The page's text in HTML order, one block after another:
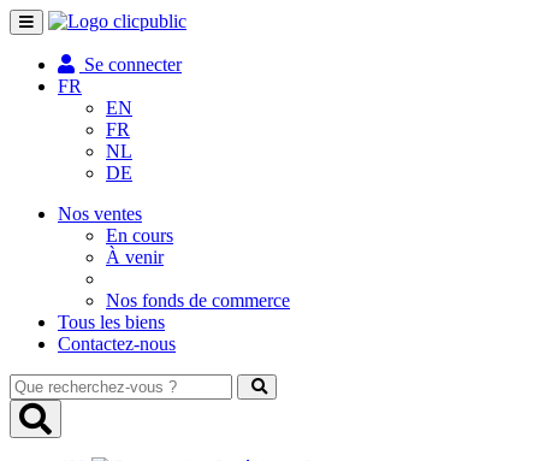
Toggle
navigation
Se connecter
FR
EN
FR
NL
DE
Nos ventes
En cours
À venir
Nos fonds de commerce
Tous les biens
Contactez-nous
Que
recherchez-
vous